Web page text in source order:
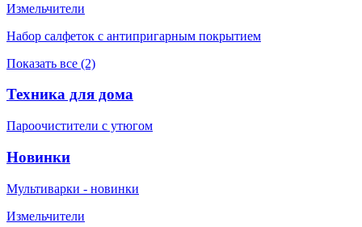
Измельчители
Набор салфеток с антипригарным покрытием
Показать все (2)
Техника для дома
Пароочистители с утюгом
Новинки
Мультиварки - новинки
Измельчители